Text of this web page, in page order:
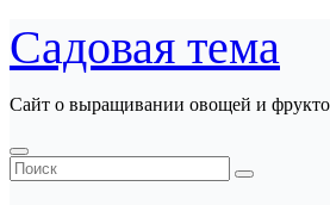
Перейти
к
содержанию
Садовая тема
Сайт о выращивании овощей и